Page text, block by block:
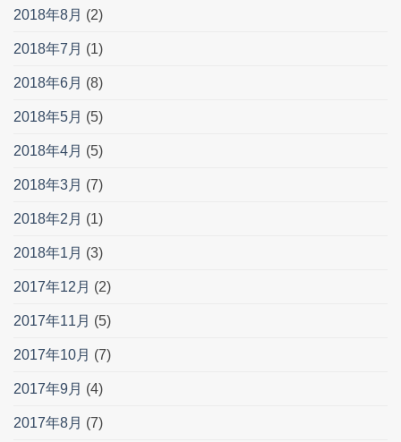
2018年8月 (2)
2018年7月 (1)
2018年6月 (8)
2018年5月 (5)
2018年4月 (5)
2018年3月 (7)
2018年2月 (1)
2018年1月 (3)
2017年12月 (2)
2017年11月 (5)
2017年10月 (7)
2017年9月 (4)
2017年8月 (7)